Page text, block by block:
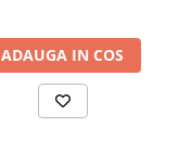
ADAUGA IN COS